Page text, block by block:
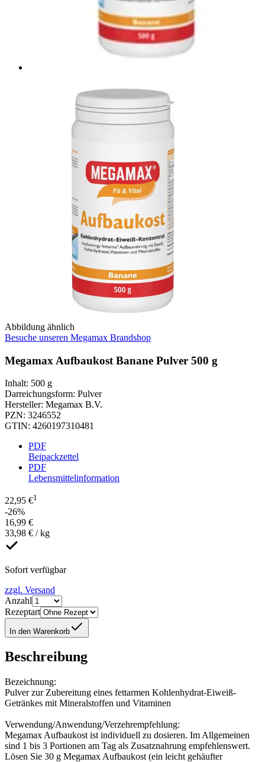
Abbildung ähnlich
Besuche unseren Megamax Brandshop
Megamax Aufbaukost Banane Pulver 500 g
Inhalt: 500 g
Darreichungsform: Pulver
Hersteller: Megamax B.V.
PZN: 3246552
GTIN: 4260197310481
PDF
Beipackzettel
PDF
Lebensmittelinformation
22,95 €1
-26%
16,99 €
33,98 € / kg
Sofort verfügbar
zzgl. Versand
Anzahl
Rezeptart
In den Warenkorb
Beschreibung
Bezeichnung:
Pulver zur Zubereitung eines fettarmen Kohlenhydrat-Eiweiß-
Getränkes mit Mineralstoffen und Vitaminen
Verwendung/Anwendung/Verzehrempfehlung:
Megamax Aufbaukost ist individuell zu dosieren. Im Allgemeinen
sind 1 bis 3 Portionen am Tag als Zusatznahrung empfehlenswert.
Lösen Sie 30 g Megamax Aufbaukost (ein leicht gehäufter